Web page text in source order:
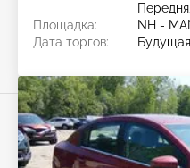
Площадка:
NH -
Дата торгов: